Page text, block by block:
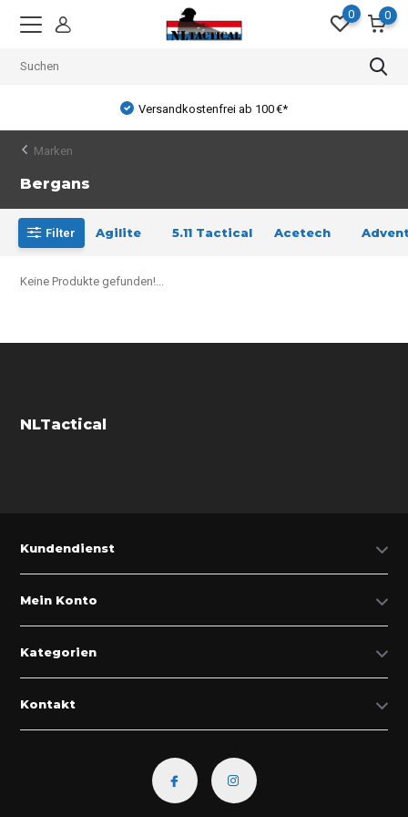
0 0
Versandkostenfrei ab 100 €*
Marken
Bergans
Filter Agilite 5.11 Tactical Acetech
Keine Produkte gefunden!...
NLTactical
Kundendienst
Mein Konto
Kategorien
Kontakt